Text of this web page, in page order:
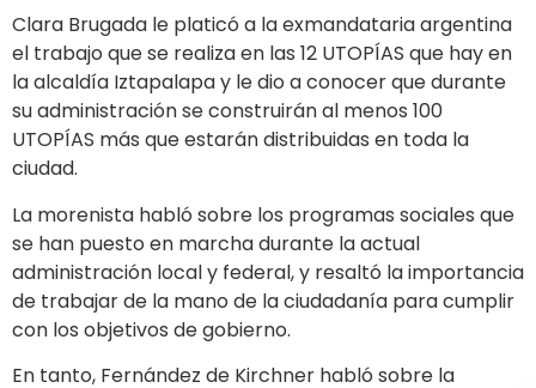
Clara Brugada le platicó a la exmandataria argentina
el trabajo que se realiza en las 12 UTOPÍAS que hay en
la alcaldía Iztapalapa y le dio a conocer que durante
su administración se construirán al menos 100
UTOPÍAS más que estarán distribuidas en toda la
ciudad.
La morenista habló sobre los programas sociales que
se han puesto en marcha durante la actual
administración local y federal, y resaltó la importancia
de trabajar de la mano de la ciudadanía para cumplir
con los objetivos de gobierno.
En tanto, Fernández de Kirchner habló sobre la